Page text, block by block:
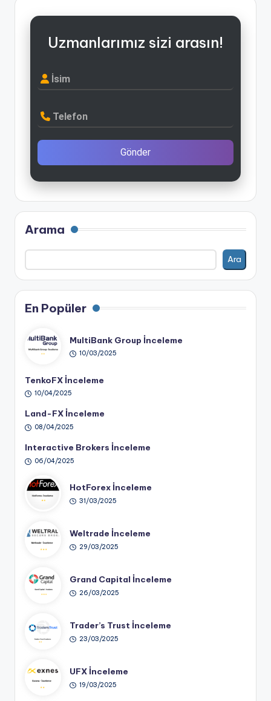
Uzmanlarımız sizi arasın!
İsim
Telefon
Gönder
Arama
Ara
En Popüler
MultiBank Group İnceleme
10/03/2025
TenkoFX İnceleme
10/04/2025
Land-FX İnceleme
08/04/2025
Interactive Brokers İnceleme
06/04/2025
HotForex İnceleme
31/03/2025
Weltrade İnceleme
29/03/2025
Grand Capital İnceleme
26/03/2025
Trader’s Trust İnceleme
23/03/2025
UFX İnceleme
19/03/2025